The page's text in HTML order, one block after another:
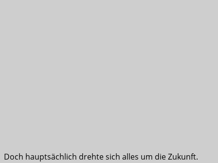
Doch hauptsächlich drehte sich alles um die Zukunft.